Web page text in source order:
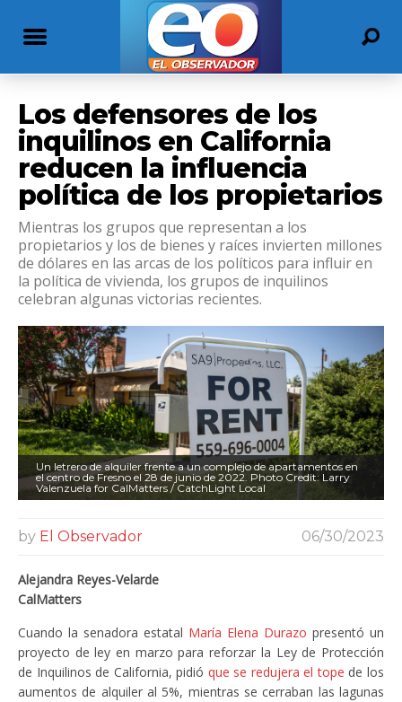
Los defensores de los
inquilinos en California
reducen la influencia
política de los propietarios
Mientras los grupos que representan a los
propietarios y los de bienes y raíces invierten millones
de dólares en las arcas de los políticos para influir en
la política de vivienda, los grupos de inquilinos
celebran algunas victorias recientes.
Un letrero de alquiler frente a un complejo de apartamentos en
el centro de Fresno el 28 de junio de 2022. Photo Credit: Larry
Valenzuela for CalMatters / CatchLight Local
by El Observador 06/30/2023
Alejandra Reyes-Velarde
CalMatters
Cuando la senadora estatal María Elena Durazo presentó un
proyecto de ley en marzo para reforzar la Ley de Protección
de Inquilinos de California, pidió que se redujera el tope de los
aumentos de alquiler al 5%, mientras se cerraban las lagunas